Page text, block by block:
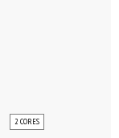
2 CORES